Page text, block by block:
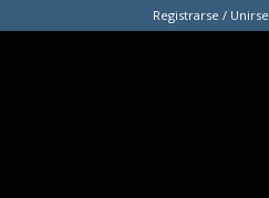
Registrarse / Unirse